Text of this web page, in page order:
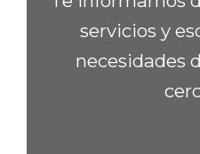
servicios y
necesidades